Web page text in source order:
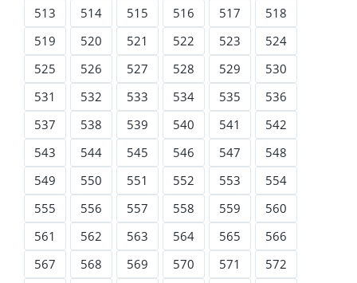
513
514 515 516 517
518
519
520 521 522 523
524
525
526 527 528 529
530
531
532 533 534 535
536
537
538 539 540 541
542
543
544 545 546 547
548
549
550 551 552 553
554
555
556 557 558 559
560
561
562 563 564 565
566
567
568 569 570 571
572